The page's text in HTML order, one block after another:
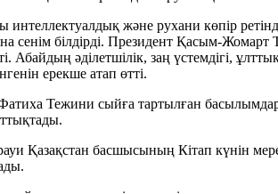
және рухани көпір
білдірді. Президент Қасым-Жомарт
Абайдың әділетшілік, заң үстемдігі,
ерекше атап өтті.
Тежини сыйға тартылған
Қазақстан басшысының Кітап күнін